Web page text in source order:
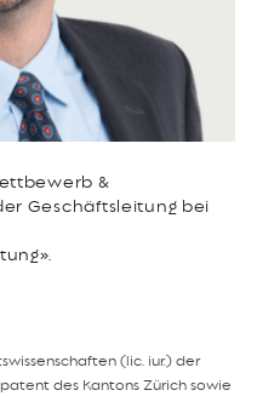
&
Geschäftsleitung bei
(lic. iur.) der
des Kantons Zürich sowie